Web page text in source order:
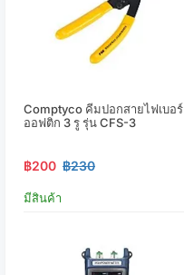
Comptyco คีมปอกสายไฟเบอร์
ออฟติก 3 รู รุ่น CFS-3
฿200 ฿230
มีสินค้า